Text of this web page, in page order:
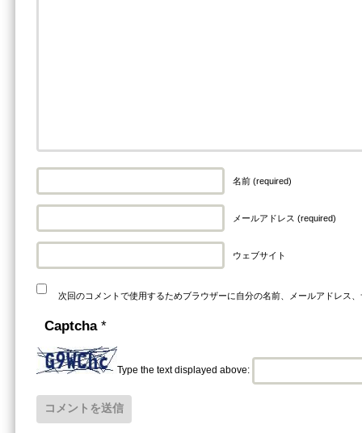
名前 (required)
メールアドレス (required)
ウェブサイト
次回のコメントで使用するためブラウザーに自分の名前、メールアドレス
Captcha *
Type the text displayed above: